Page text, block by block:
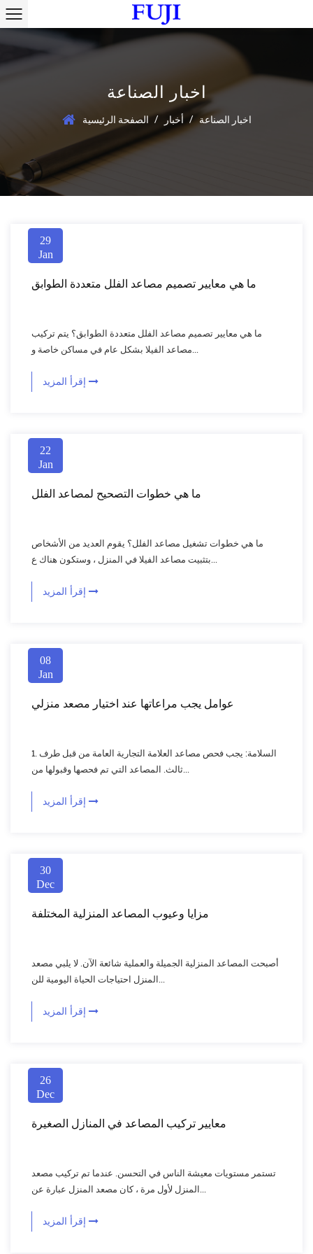
اخبار الصناعة
الصفحة الرئيسية / أخبار / اخبار الصناعة
29
Jan
ما هي معايير تصميم مصاعد الفلل متعددة الطوابق
ما هي معايير تصميم مصاعد الفلل متعددة الطوابق؟ يتم تركيب
مصاعد الفيلا بشكل عام في مساكن خاصة و...
22
Jan
ما هي خطوات التصحيح لمصاعد الفلل
ما هي خطوات تشغيل مصاعد الفلل؟ يقوم العديد من الأشخاص
بتثبيت مصاعد الفيلا في المنزل ، وستكون هناك ع...
08
Jan
عوامل يجب مراعاتها عند اختيار مصعد منزلي
1. السلامة: يجب فحص مصاعد العلامة التجارية العامة من قبل طرف
ثالث. المصاعد التي تم فحصها وقبولها من...
30
Dec
مزايا وعيوب المصاعد المنزلية المختلفة
أصبحت المصاعد المنزلية الجميلة والعملية شائعة الآن. لا يلبي مصعد
المنزل احتياجات الحياة اليومية للن...
26
Dec
معايير تركيب المصاعد في المنازل الصغيرة
تستمر مستويات معيشة الناس في التحسن. عندما تم تركيب مصعد
المنزل لأول مرة ، كان مصعد المنزل عبارة عن...